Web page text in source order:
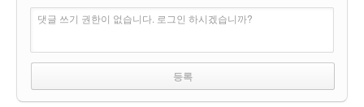
댓글 쓰기 권한이 없습니다. 로그인 하시겠습니까?